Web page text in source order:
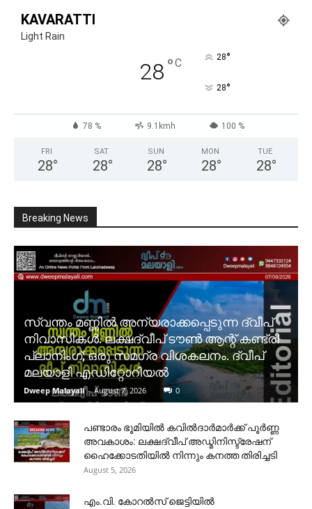
KAVARATTI
Light Rain
28°C 28°
28°
78 % 9.1kmh 100 %
FRI
28°
SAT
28°
SUN
28°
MON
28°
TUE
28°
Breaking News
സ്വന്തം മണ്ണിൽ അന്യരാക്കപ്പെടുന്ന ദ്വീപ്
നിവാസികൾ. ലക്ഷദ്വീപ് ടൗൺ ആന്റ് കണ്ട്രി
പ്ലാനിംഗ്; ഒരു സമഗ്ര വിശകലനം. ദ്വീപ്
മലയാളി എഡിറ്റോറിയൽ
Dweep Malayali - August 7, 2026 0
പണ്ടാരം ഭൂമിയിൽ കവിൽദാർമാർക്ക് പൂർണ്ണ
അവകാശം: ലക്ഷദ്വീപ് അഡ്മിനിസ്ട്രേഷന്
ഹൈക്കോടതിയിൽ നിന്നും കനത്ത തിരിച്ചടി
August 5, 2026
​എം.വി. കോറൽസ് ജെട്ടിയിൽ